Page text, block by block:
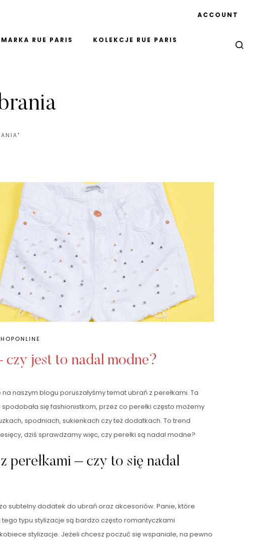
MARKA RUE PARIS KOLEKCJE RUE PARIS
ACCOUNT
czy jest to nadal modne?
naszym blogu poruszałyśmy temat ubrań z perełkami. Ta
się fashionistkom, przez co perełki często możemy
spodniach, sukienkach czy też dodatkach. To trend
dziś sprawdzamy więc, czy perełki są nadal modne?
perełkami – czy to się nadal
subtelny dodatek do ubrań oraz akcesoriów. Panie, które
typu stylizacje są bardzo często romantyczkami
stylizacje. Jeżeli chcesz poczuć się wspaniale, na pewno